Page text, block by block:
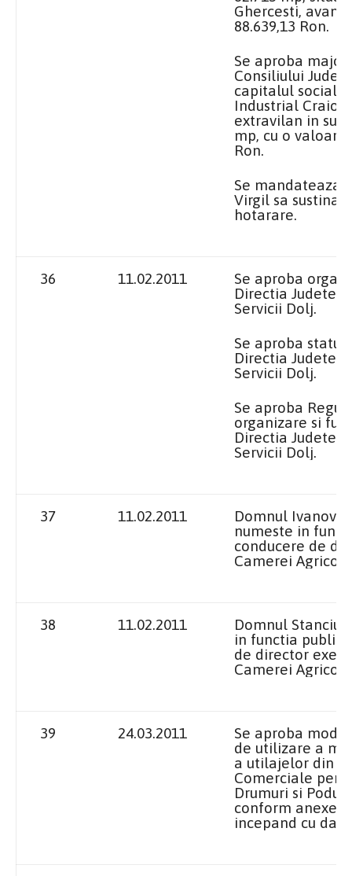
Ghercesti,
88.639,13 Ron.
Se aproba
Consiliului
capitalul social
Industrial
extravilan in
mp, cu o valoare
Ron.
Se mandateaza
Virgil sa sustina
hotarare.
36 11.02.2011
Se aproba
Directia
Servicii Dolj.
Se aproba
Directia
Servicii Dolj.
Se aproba
organizare si
Directia
Servicii Dolj.
37 11.02.2011
Domnul
numeste in
conducere de
Camerei
38 11.02.2011
Domnul Stanciu
in functia
de director
Camerei
39 24.03.2011
Se aproba
de utilizare a
a utilajelor din
Comerciale
Drumuri si Poduri
conform
incepand cu